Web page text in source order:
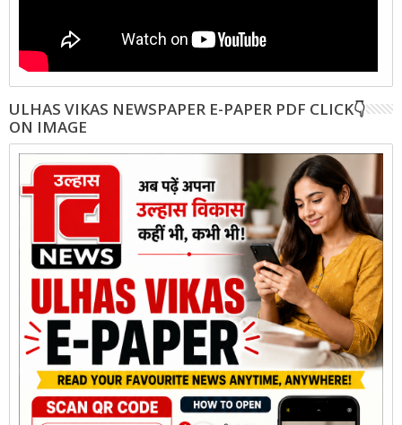
ULHAS VIKAS NEWSPAPER E-PAPER PDF CLICK👇
ON IMAGE